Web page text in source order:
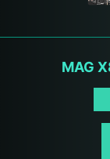
MAG